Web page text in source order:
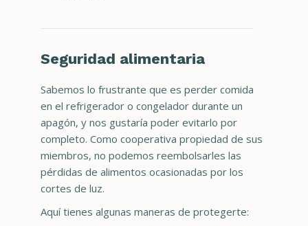
Seguridad alimentaria
Sabemos lo frustrante que es perder comida
en el refrigerador o congelador durante un
apagón, y nos gustaría poder evitarlo por
completo. Como cooperativa propiedad de sus
miembros, no podemos reembolsarles las
pérdidas de alimentos ocasionadas por los
cortes de luz.
Aquí tienes algunas maneras de protegerte: